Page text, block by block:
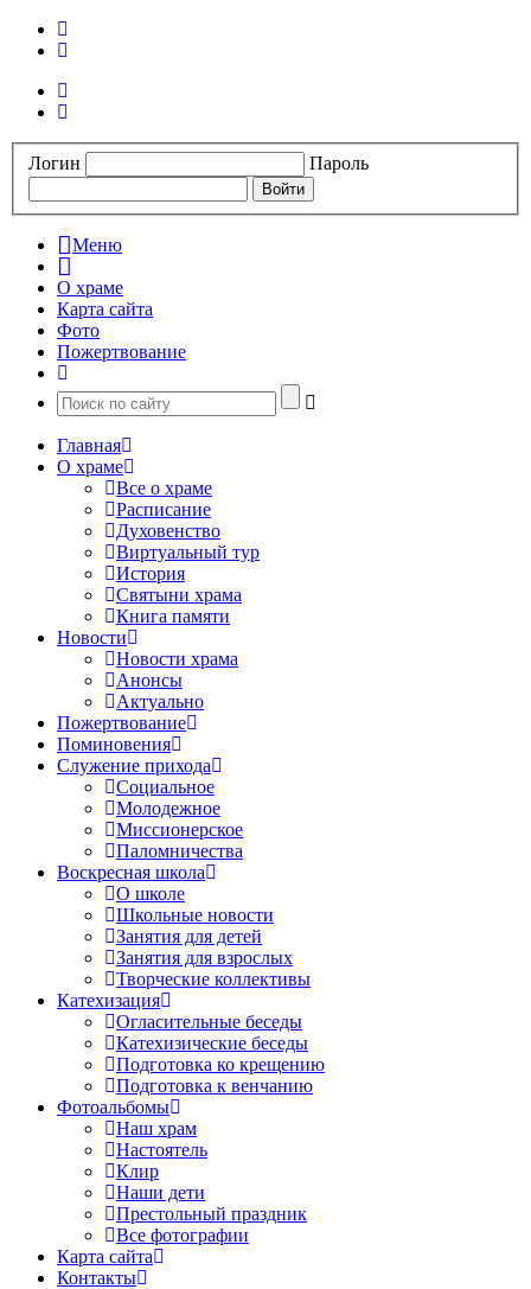
Логин Пароль
Меню
О храме
Карта сайта
Фото
Пожертвование
Главная
О храме
Все о храме
Расписание
Духовенство
Виртуальный тур
История
Святыни храма
Книга памяти
Новости
Новости храма
Анонсы
Актуально
Пожертвование
Поминовения
Служение прихода
Социальное
Молодежное
Миссионерское
Паломничества
Воскресная школа
О школе
Школьные новости
Занятия для детей
Занятия для взрослых
Творческие коллективы
Катехизация
Огласительные беседы
Катехизические беседы
Подготовка ко крещению
Подготовка к венчанию
Фотоальбомы
Наш храм
Настоятель
Клир
Наши дети
Престольный праздник
Все фотографии
Карта сайта
Контакты